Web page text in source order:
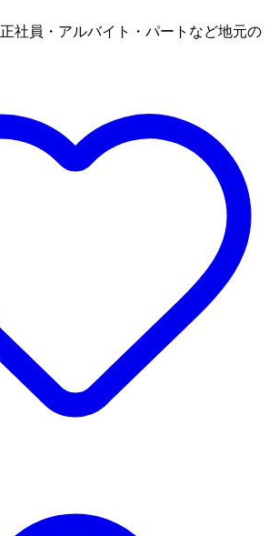
正社員・アルバイト・パートなど地元の